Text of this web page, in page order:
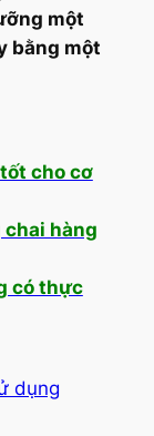
một
bằng một
cho cơ
chai hàng
có thực
dụng